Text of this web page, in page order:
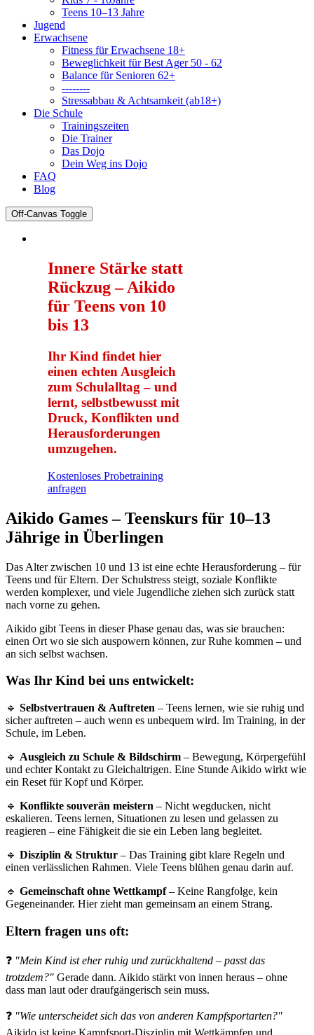
Teens 10–13 Jahre
Jugend
Erwachsene
Fitness für Erwachsene 18+
Beweglichkeit für Best Ager 50 - 62
Balance für Senioren 62+
--------
Stressabbau & Achtsamkeit (ab18+)
Die Schule
Trainingszeiten
Die Trainer
Das Dojo
Dein Weg ins Dojo
FAQ
Blog
Off-Canvas Toggle
Innere Stärke statt
Rückzug – Aikido
für Teens von 10
bis 13
Ihr Kind findet hier
einen echten Ausgleich
zum Schulalltag – und
lernt, selbstbewusst mit
Druck, Konflikten und
Herausforderungen
umzugehen.
Kostenloses Probetraining
anfragen
Aikido Games – Teenskurs für 10–13
Jährige in Überlingen
Das Alter zwischen 10 und 13 ist eine echte Herausforderung – für
Teens und für Eltern. Der Schulstress steigt, soziale Konflikte
werden komplexer, und viele Jugendliche ziehen sich zurück statt
nach vorne zu gehen.
Aikido gibt Teens in dieser Phase genau das, was sie brauchen:
einen Ort wo sie sich auspowern können, zur Ruhe kommen – und
an sich selbst wachsen.
Was Ihr Kind bei uns entwickelt:
🔹 Selbstvertrauen & Auftreten – Teens lernen, wie sie ruhig und
sicher auftreten – auch wenn es unbequem wird. Im Training, in der
Schule, im Leben.
🔹 Ausgleich zu Schule & Bildschirm – Bewegung, Körpergefühl
und echter Kontakt zu Gleichaltrigen. Eine Stunde Aikido wirkt wie
ein Reset für Kopf und Körper.
🔹 Konflikte souverän meistern – Nicht wegducken, nicht
eskalieren. Teens lernen, Situationen zu lesen und gelassen zu
reagieren – eine Fähigkeit die sie ein Leben lang begleitet.
🔹 Disziplin & Struktur – Das Training gibt klare Regeln und
einen verlässlichen Rahmen. Viele Teens blühen genau darin auf.
🔹 Gemeinschaft ohne Wettkampf– Keine Rangfolge, kein
Gegeneinander. Hier zieht man gemeinsam an einem Strang.
Eltern fragen uns oft:
❓ "Mein Kind ist eher ruhig und zurückhaltend – passt das
trotzdem?" Gerade dann. Aikido stärkt von innen heraus – ohne
dass man laut oder draufgängerisch sein muss.
❓ "Wie unterscheidet sich das von anderen Kampfsportarten?"
Aikido ist keine Kampfsport-Disziplin mit Wettkämpfen und